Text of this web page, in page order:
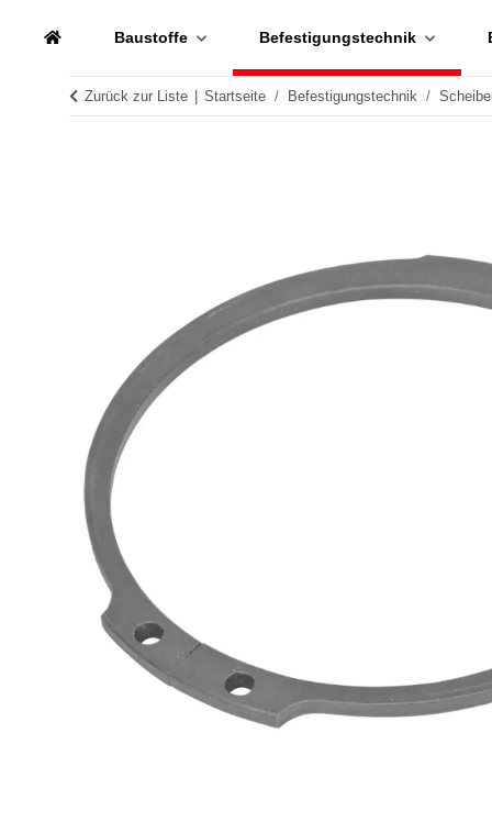
Baustoffe Befestigungstechnik
Zurück zur Liste Startseite Befestigungstechnik